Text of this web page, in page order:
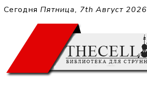
Перейти
содержимому
Сегодня Пятница, 7th Август 2026